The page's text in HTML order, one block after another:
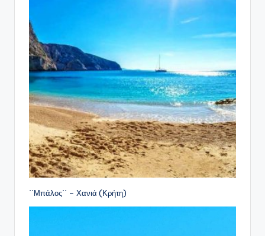
΄΄Μπάλος΄΄ – Χανιά (Κρήτη)